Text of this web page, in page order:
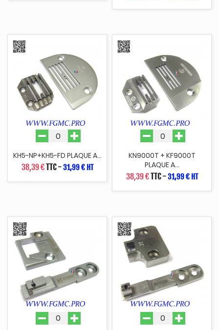
KH5-NP+KH5-FD PLAQUE A...
38,39 €TTC-31,99 € HT
KN9000T + KF9000T
PLAQUE A...
38,39 €TTC-31,99 € HT